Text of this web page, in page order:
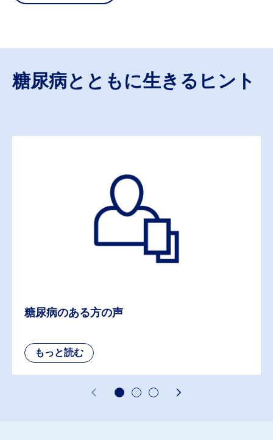
糖尿病とともに生きるヒント
糖尿病のある方の声